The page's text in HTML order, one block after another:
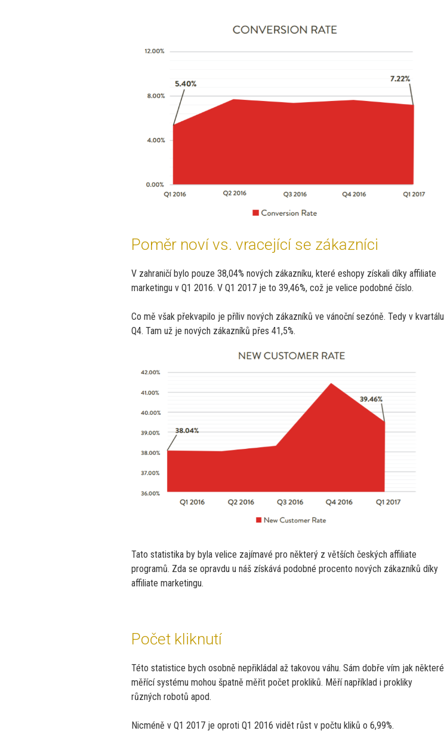
Poměr noví vs. vracející se zákazníci
V zahraničí bylo pouze 38,04% nových zákazníku, které eshopy získali díky affiliate
marketingu v Q1 2016. V Q1 2017 je to 39,46%, což je velice podobné číslo.
Co mě však překvapilo je příliv nových zákazníků ve vánoční sezóně. Tedy v kvartálu
Q4. Tam už je nových zákazníků přes 41,5%.
Tato statistika by byla velice zajímavé pro některý z větších českých affiliate
programů. Zda se opravdu u náš získává podobné procento nových zákazníků díky
affiliate marketingu.
Počet kliknutí
Této statistice bych osobně nepřikládal až takovou váhu. Sám dobře vím jak některé
měřící systému mohou špatně měřit počet prokliků. Měří například i prokliky
různých robotů apod.
Nicméně v Q1 2017 je oproti Q1 2016 vidět růst v počtu kliků o 6,99%.